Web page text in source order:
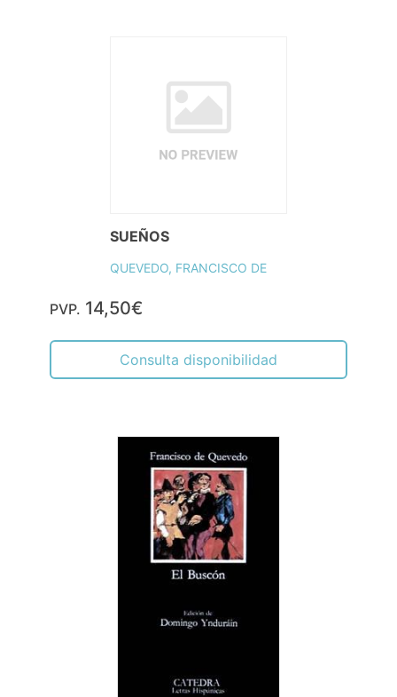
SUEÑOS
QUEVEDO, FRANCISCO DE
PVP. 14,50€
Consulta disponibilidad